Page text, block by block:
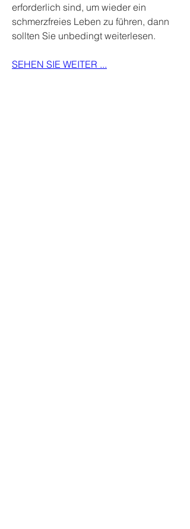
erforderlich sind, um wieder ein
schmerzfreies Leben zu führen, dann
sollten Sie unbedingt weiterlesen.
SEHEN SIE WEITER ...